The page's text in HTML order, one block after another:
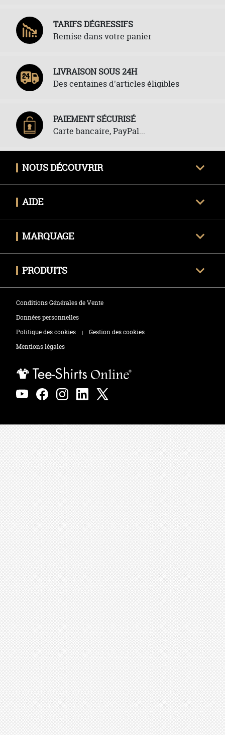
TARIFS DÉGRESSIFS
Remise dans votre panier
LIVRAISON SOUS 24H
Des centaines d'articles éligibles
PAIEMENT SÉCURISÉ
Carte bancaire, PayPal...
NOUS DÉCOUVRIR
Nous contacter
AIDE
Politique des retours
MARQUAGE
Zones de marquage
PRODUITS
Polos
Sweats
Conditions Générales de Vente
Données personnelles
Politique des cookies
|
Gestion des cookies
Mentions légales